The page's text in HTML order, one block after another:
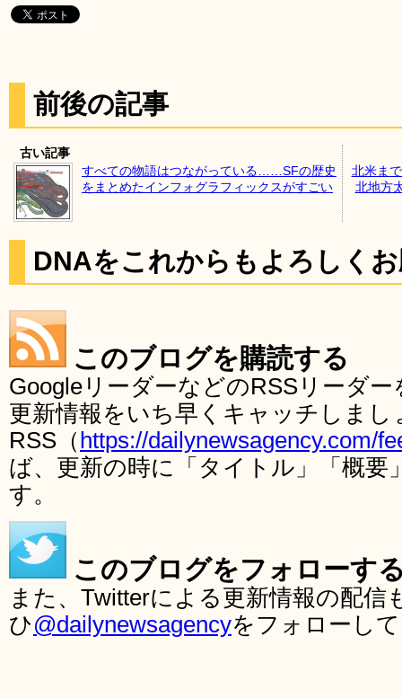
前後の記事
古い記事
すべての物語はつながっている……SFの歴史
をまとめたインフォグラフィックスがすごい
北米ま
北地方
DNAをこれからもよろしく
このブログを購読する
GoogleリーダーなどのRSSリーダ
更新情報をいち早くキャッチしま
RSS（ https://dailynewsagency.com/
ば、更新の時に「タイトル」「概要
す。
このブログをフォローす
また、Twitterによる更新情報の配
ひ@dailynewsagencyをフォローし